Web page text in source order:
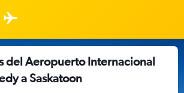
del Aeropuerto Internacional
a Saskatoon